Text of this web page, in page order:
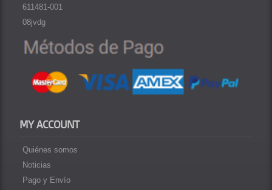
611481-001
08jvdg
MY ACCOUNT
Quiénes somos
Noticias
Pago y Envío